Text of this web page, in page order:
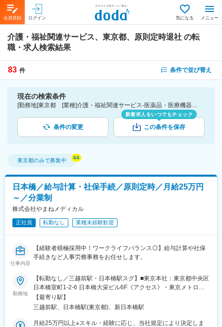
会員登録 ログイン 気になる メニュー
介護・福祉関連サービス、東京都、原則定時退社 の転
職・求人検索結果
83 件 条件で並び替え
現在の検索条件
[勤務地]東京都 [業種]介護・福祉関連サービス-医薬品・医療機器・ライフサイエンス・医療系サービス [詳細条件](休日・働き方)原則定時退社
条件の変更
新着求人をいつでもチェック
この条件を保存
東京都のみで募集中
日本橋／給与計算・社保手続／原則定時／月給25万円
～／分業制
株式会社やまねメディカル
正社員 転勤なし 業種未経験歓迎
仕事内容
【経験者積極採用中！ワークライフバランス◎】給与計算や社保
手続きなど人事労務事務をお任せします。
勤務地
【転勤なし／三越前駅・日本橋駅スグ】■東京本社：東京都中央区
日本橋室町1-2-6 日本橋大栄ビル6F《アクセス》・東京メトロ銀
座線・半蔵門線「三越前駅」B5出口より徒歩1分・JR各線「東京
駅」日本橋出口より徒歩9分
【最寄り駅】
三越前駅、日本橋駅(東京都)、新日本橋駅
月給25万円以上※スキル・経験に応じ、当社規定により決定しま